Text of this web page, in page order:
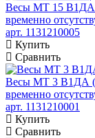
Весы МТ 15 В1ДА
временно
арт. 1131210005
Купить
Сравнить
Весы МТ 3 В1ДА
временно
арт. 1131210001
Купить
Сравнить